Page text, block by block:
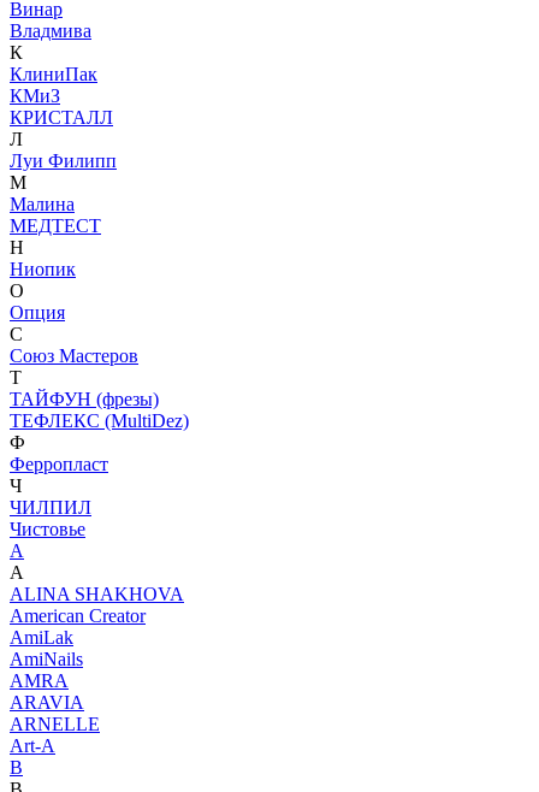
Винар
Владмива
К
КлиниПак
КМиЗ
КРИСТАЛЛ
Л
Луи Филипп
М
Малина
МЕДТЕСТ
Н
Ниопик
О
Опция
С
Союз Мастеров
Т
ТАЙФУН (фрезы)
ТЕФЛЕКС (MultiDez)
Ф
Ферропласт
Ч
ЧИЛПИЛ
Чистовье
A
A
ALINA SHAKHOVA
American Creator
AmiLak
AmiNails
AMRA
ARAVIA
ARNELLE
Art-A
B